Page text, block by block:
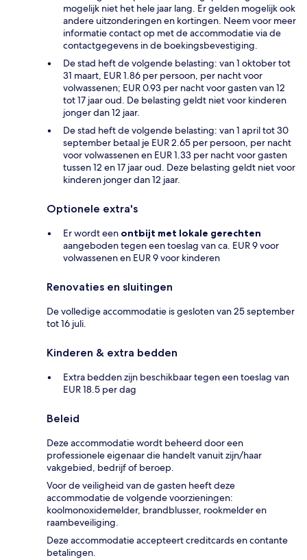
mogelijk niet het hele jaar lang. Er gelden mogelijk ook
andere uitzonderingen en kortingen. Neem voor meer
informatie contact op met de accommodatie via de
contactgegevens in de boekingsbevestiging.
De stad heft de volgende belasting: van 1 oktober tot
31 maart, EUR 1.86 per persoon, per nacht voor
volwassenen; EUR 0.93 per nacht voor gasten van 12
tot 17 jaar oud. De belasting geldt niet voor kinderen
jonger dan 12 jaar.
De stad heft de volgende belasting: van 1 april tot 30
september betaal je EUR 2.65 per persoon, per nacht
voor volwassenen en EUR 1.33 per nacht voor gasten
tussen 12 en 17 jaar oud. Deze belasting geldt niet voor
kinderen jonger dan 12 jaar.
Optionele extra's
Er wordt een ontbijt met lokale gerechten
aangeboden tegen een toeslag van ca. EUR 9 voor
volwassenen en EUR 9 voor kinderen
Renovaties en sluitingen
De volledige accommodatie is gesloten van 25 september
tot 16 juli.
Kinderen & extra bedden
Extra bedden zijn beschikbaar tegen een toeslag van
EUR 18.5 per dag
Beleid
Deze accommodatie wordt beheerd door een
professionele eigenaar die handelt vanuit zijn/haar
vakgebied, bedrijf of beroep.
Voor de veiligheid van de gasten heeft deze
accommodatie de volgende voorzieningen:
koolmonoxidemelder, brandblusser, rookmelder en
raambeveiliging.
Deze accommodatie accepteert creditcards en contante
betalingen.